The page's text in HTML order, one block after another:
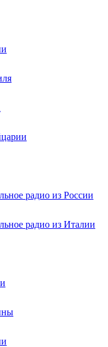
радио из России
радио из Италии